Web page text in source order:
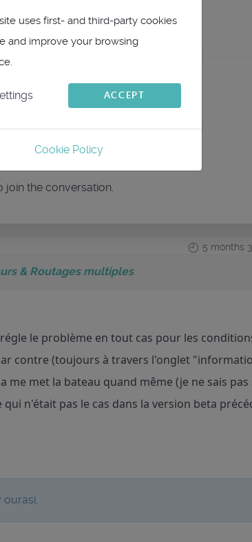
navigation...
join the conversation.
5 months
& Routages multiples
le problème en tout cas pour les
contre (toujours à travers l'onglet
me met la bateau quand même (je ne sais pas
n'était pas le cas dans la version beta
ourasi.
uses first- and third-party cookies
and improve your browsing
ACCEPT
Cookie Policy